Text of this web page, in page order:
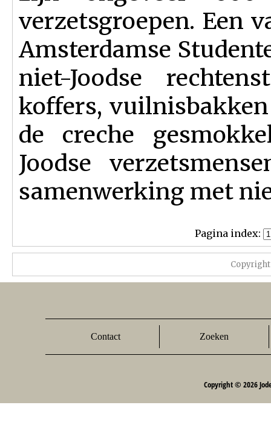
verzetsgroepen. Een
Amsterdamse
niet-Joodse
koffers,
de creche
Joodse
samenwerking met
Pagina index:
Contact Zoeken
Copyright © 2026